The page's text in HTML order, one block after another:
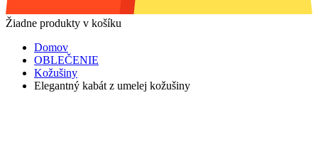
Žiadne produkty v košíku
Domov
OBLEČENIE
Kožušiny
Elegantný kabát z umelej kožušiny